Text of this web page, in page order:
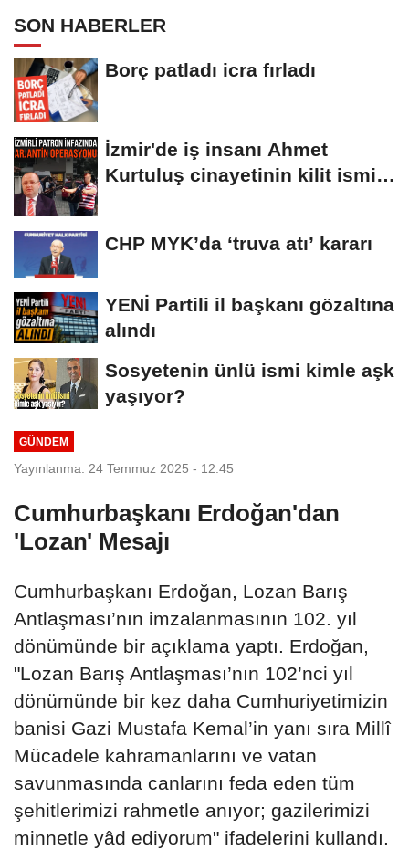
SON HABERLER
Borç patladı icra fırladı
İzmir'de iş insanı Ahmet
Kurtuluş cinayetinin kilit ismi
CHP MYK’da ‘truva atı’ kararı
YENİ Partili il başkanı gözaltına
alındı
Sosyetenin ünlü ismi kimle aşk
yaşıyor?
GÜNDEM
Yayınlanma: 24 Temmuz 2025 - 12:45
Cumhurbaşkanı Erdoğan'dan
'Lozan' Mesajı
Cumhurbaşkanı Erdoğan, Lozan Barış
Antlaşması’nın imzalanmasının 102. yıl
dönümünde bir açıklama yaptı. Erdoğan,
"Lozan Barış Antlaşması’nın 102’nci yıl
dönümünde bir kez daha Cumhuriyetimizin
banisi Gazi Mustafa Kemal’in yanı sıra Millî
Mücadele kahramanlarını ve vatan
savunmasında canlarını feda eden tüm
şehitlerimizi rahmetle anıyor; gazilerimizi
minnetle yâd ediyorum" ifadelerini kullandı.